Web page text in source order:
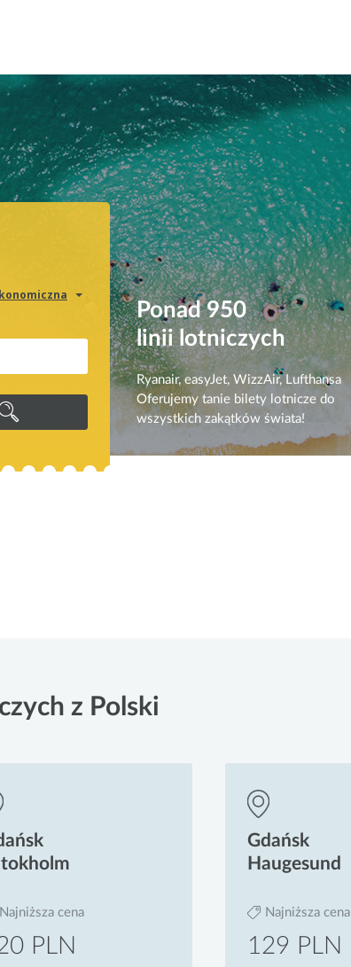
Ponad 950
linii lotniczych
Ryanair, easyJet, WizzAir, Lufthansa
Oferujemy tanie bilety lotnicze do
wszystkich zakątków świata!
z Polski
Najniższa cena
PLN
Gdańsk
Haugesund
Najniższa cena
129 PLN